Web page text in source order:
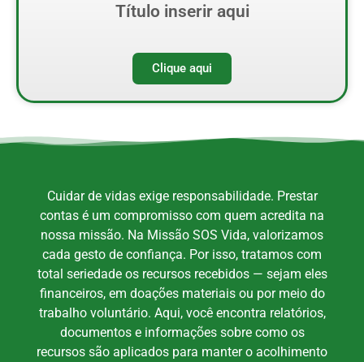
Título inserir aqui
Clique aqui
Cuidar de vidas exige responsabilidade. Prestar
contas é um compromisso com quem acredita na
nossa missão. Na Missão SOS Vida, valorizamos
cada gesto de confiança. Por isso, tratamos com
total seriedade os recursos recebidos — sejam eles
financeiros, em doações materiais ou por meio do
trabalho voluntário. Aqui, você encontra relatórios,
documentos e informações sobre como os
recursos são aplicados para manter o acolhimento